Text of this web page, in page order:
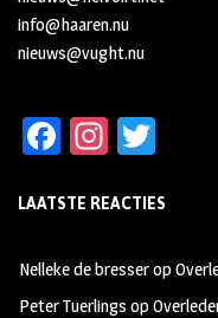
info@haaren.nu
nieuws@vught.nu
Fa
b
oo
k
In
ag
m
tt
LAATSTE REACTIES
Nelleke de bresserop
Peter Tuerlings op